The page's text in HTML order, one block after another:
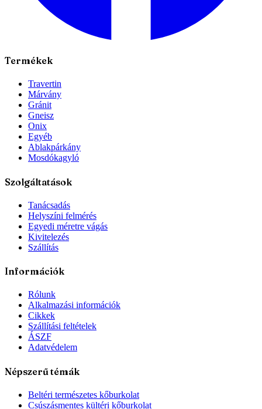
Termékek
Travertin
Márvány
Gránit
Gneisz
Onix
Egyéb
Ablakpárkány
Mosdókagyló
Szolgáltatások
Tanácsadás
Helyszíni felmérés
Egyedi méretre vágás
Kivitelezés
Szállítás
Információk
Rólunk
Alkalmazási információk
Cikkek
Szállítási feltételek
ÁSZF
Adatvédelem
Népszerű témák
Beltéri természetes kőburkolat
Csúszásmentes kültéri kőburkolat